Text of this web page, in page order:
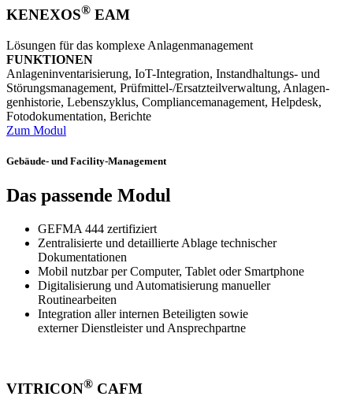
KENEXOS® EAM
Lösungen für das komplexe Anlagen­management
FUNKTIONEN
Anlagen­inventari­sierung, IoT-Inte­gration, Instan­dhaltungs- und
Störungs­manage­ment, Prüf­mittel-/Ersatzteil­verwaltung, Anlagen­
genhistorie, Lebens­zyklus, Compliance­management, Helpdesk,
Fotodo­kumenta­tion, Berichte
Zum Modul
Gebäude- und Facility-Management
Das passende Modul
GEFMA 444 zertifiziert
Zentralisierte und detaillierte Ablage technischer
Dokumentationen
Mobil nutzbar per Computer, Tablet oder Smartphone
Digitalisierung und Automatisierung manueller
Routinearbeiten
Integration aller internen Beteiligten sowie
externer Dienstleister und Ansprechpartne
VITRICON® CAFM